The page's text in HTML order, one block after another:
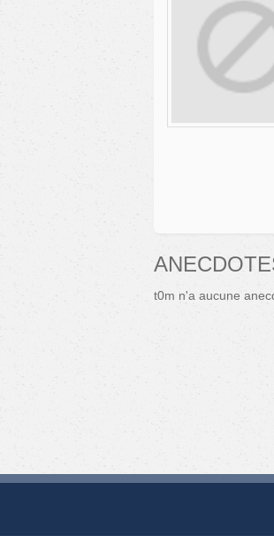
t0m n'a aucune